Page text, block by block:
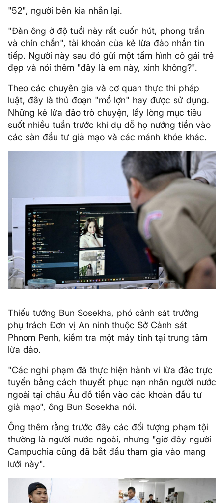
"52", người bên kia nhắn lại.
"Đàn ông ở độ tuổi này rất cuốn hút, phong trần
và chín chắn", tài khoản của kẻ lừa đảo nhắn tin
tiếp. Người này sau đó gửi một tấm hình cô gái trẻ
đẹp và nói thêm "đây là em này, xinh không?".
Theo các chuyên gia và cơ quan thực thi pháp
luật, đây là thủ đoạn "mổ lợn" hay được sử dụng.
Những kẻ lừa đảo trò chuyện, lấy lòng mục tiêu
suốt nhiều tuần trước khi dụ dỗ họ nướng tiền vào
các sàn đầu tư giả mạo và các mánh khóe khác.
Thiếu tướng Bun Sosekha, phó cảnh sát trưởng
phụ trách Đơn vị An ninh thuộc Sở Cảnh sát
Phnom Penh, kiểm tra một máy tính tại trung tâm
lừa đảo.
"Các nghi phạm đã thực hiện hành vi lừa đảo trực
tuyến bằng cách thuyết phục nạn nhân người nước
ngoài tại châu Âu đổ tiền vào các khoản đầu tư
giả mạo", ông Bun Sosekha nói.
Ông thêm rằng trước đây các đối tượng phạm tội
thường là người nước ngoài, nhưng "giờ đây người
Campuchia cũng đã bắt đầu tham gia vào mạng
lưới này".